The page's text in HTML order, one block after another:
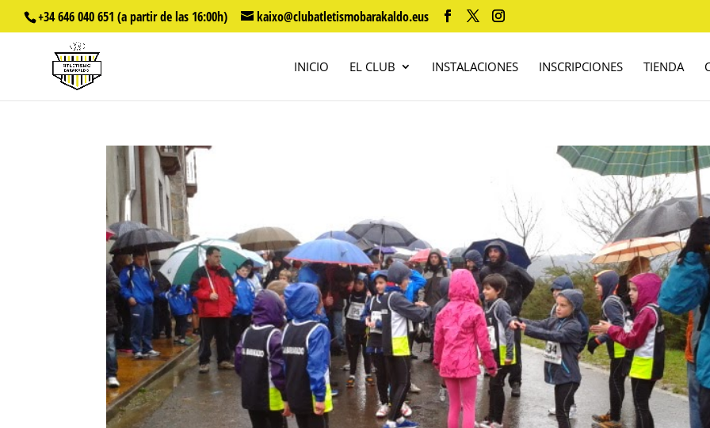
+34 646 040 651 (a partir de las 16:00h) kaixo@clubatletismobarakaldo.eus
INICIO EL CLUB INSTALACIONES INSCRIPCIONES TIENDA